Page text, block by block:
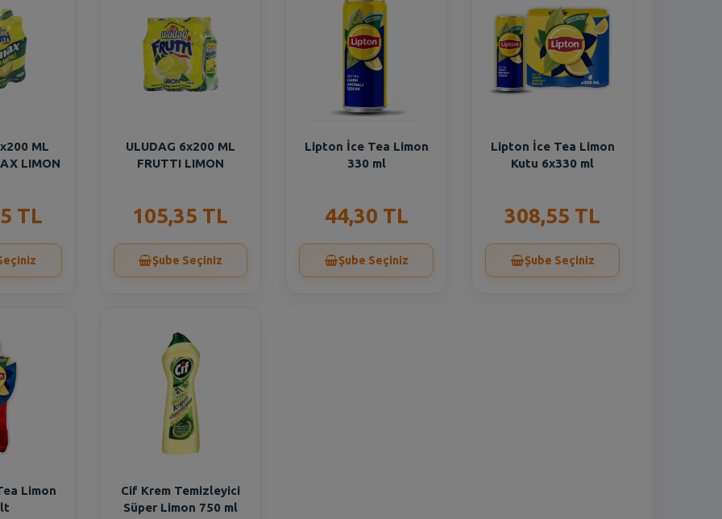
ML
LIMON
TL
ULUDAG 6x200 ML
FRUTTI LIMON
105,35 TL
Şube Seçiniz
Lipton İce Tea Limon
330 ml
44,30 TL
Şube Seçiniz
Lipton İce Tea Limon
Kutu 6x330 ml
308,55 TL
Şube Seçiniz
Limon
Cif Krem Temizleyici
Süper Limon 750 ml